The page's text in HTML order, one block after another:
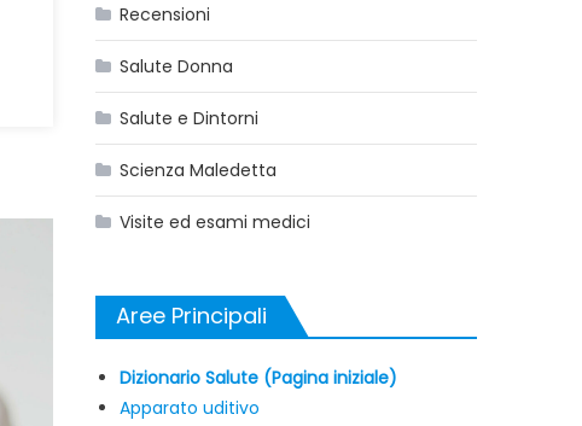
Recensioni
Salute Donna
Salute e Dintorni
Scienza Maledetta
Visite ed esami medici
Aree Principali
Dizionario Salute (Pagina iniziale)
Apparato uditivo